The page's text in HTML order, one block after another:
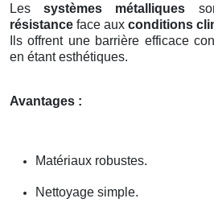
Lessystèmes métalliques
résistance face aux conditions
Ils offrent une barrière efficace
en étant esthétiques.
Avantages :
Matériaux robustes.
Nettoyage simple.